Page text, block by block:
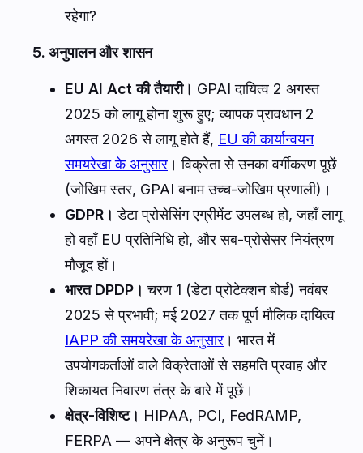
रहेगा?
5. अनुपालन और शासन
EU AI Act की तैयारी। GPAI दायित्व 2 अगस्त
2025 को लागू होना शुरू हुए; व्यापक प्रावधान 2
अगस्त 2026 से लागू होते हैं, EU की कार्यान्वयन
समयरेखा के अनुसार । विक्रेता से उनका वर्गीकरण पूछें
(जोखिम स्तर, GPAI बनाम उच्च-जोखिम प्रणाली)।
GDPR। डेटा प्रोसेसिंग एग्रीमेंट उपलब्ध हो, जहाँ लागू
हो वहाँ EU प्रतिनिधि हो, और सब-प्रोसेसर नियंत्रण
मौजूद हों।
भारत DPDP। चरण 1 (डेटा प्रोटेक्शन बोर्ड) नवंबर
2025 से प्रभावी; मई 2027 तक पूर्ण मौलिक दायित्व
IAPP की समयरेखा के अनुसार । भारत में
उपयोगकर्ताओं वाले विक्रेताओं से सहमति प्रवाह और
शिकायत निवारण तंत्र के बारे में पूछें।
क्षेत्र-विशिष्ट। HIPAA, PCI, FedRAMP,
FERPA — अपने क्षेत्र के अनुरूप चुनें।